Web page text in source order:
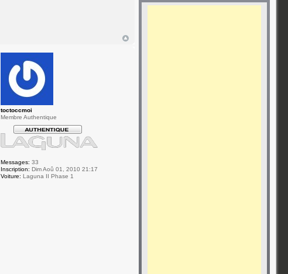
toctoccmoi
Membre Authentique
Messages: 33
Inscription: Dim Aoû 01, 2010 21:17
Voiture: Laguna II Phase 1